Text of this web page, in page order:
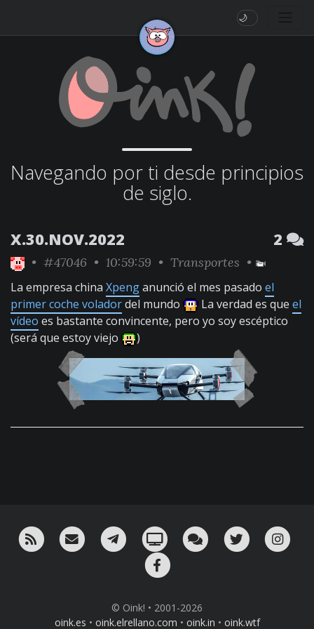
🌙
Navegando por ti desde principios
de siglo.
X.30.NOV.2022 2
• #47046 • 10:59:59 • Transportes •
La empresa china Xpenganunció el mes pasado el
primer coche voladordel mundo La verdad es que el
vídeo es bastante convincente, pero yo soy escéptico
(será que estoy viejo
)
RSS ¡Mándame un email!¡Nuestro canal en Telegram!
Oink! TV Charla con nosotros
Twitter
© Oink! • 2001-2026
oink.es • oink.elrellano.com • oink.in • oink.wtf